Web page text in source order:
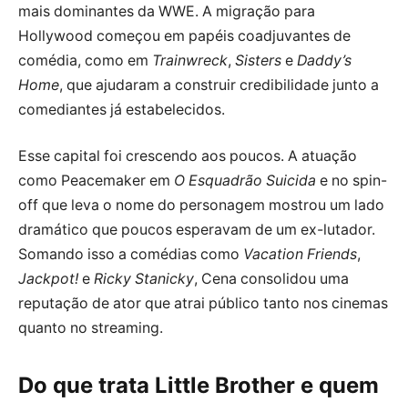
mais dominantes da WWE. A migração para
Hollywood começou em papéis coadjuvantes de
comédia, como em Trainwreck, Sisters e Daddy’s
Home, que ajudaram a construir credibilidade junto a
comediantes já estabelecidos.
Esse capital foi crescendo aos poucos. A atuação
como Peacemaker em O Esquadrão Suicida e no spin-
off que leva o nome do personagem mostrou um lado
dramático que poucos esperavam de um ex-lutador.
Somando isso a comédias como Vacation Friends,
Jackpot! e Ricky Stanicky, Cena consolidou uma
reputação de ator que atrai público tanto nos cinemas
quanto no streaming.
Do que trata Little Brother e quem